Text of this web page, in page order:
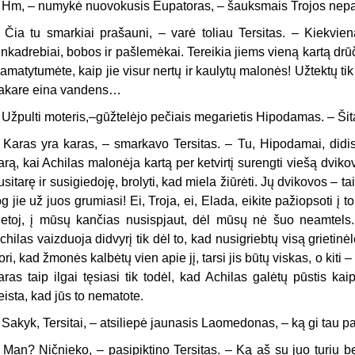
– numykė nuovokusis Eupatoras, – šauksmais Trojos
tu smarkiai prašauni, – varė toliau Tersitas. –
bobos ir pašlemėkai. Tereikia jiems vieną kartą
kaip jie visur nertų ir kaulytų malonės! Užtektų
eina vandens…
moteris,–gūžtelėjo pečiais megarietis Hipodamas. –
yra karas, – smarkavo Tersitas. – Tu, Hipodamai,
kai Achilas malonėja kartą per ketvirtį surengti viešą
ir susigiedoję, brolyti, kad miela žiūrėti. Jų dvikovos –
jie už juos grumiasi! Ei, Troja, ei, Elada, eikite pažiopsoti į
į mūsų kančias nusispjaut, dėl mūsų nė šuo
vaizduoja didvyrį tik dėl to, kad nusigriebtų visą
kad žmonės kalbėtų vien apie jį, tarsi jis būtų viskas, o kiti
taip ilgai tęsiasi tik todėl, kad Achilas galėtų pūstis
kad jūs to nematote.
Tersitai, – atsiliepė jaunasis Laomedonas, – ką gi tau
Ničnieko, – pasipiktino Tersitas. – Ką aš su juo turiu